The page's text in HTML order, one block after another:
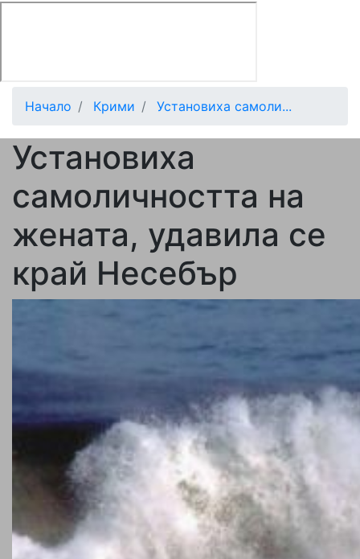
Начало Крими Установиха самоли...
Установиха
самоличността на
жената, удавила се
край Несебър